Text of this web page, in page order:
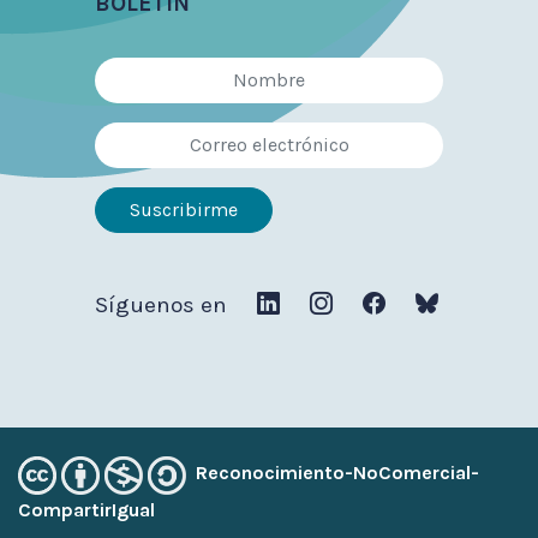
Síguenos en
Reconocimiento-NoComercial-
CompartirIgual